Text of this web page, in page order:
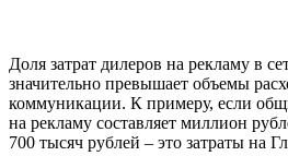
Доля затрат дилеров на рекламу в
значительно превышает объемы
коммуникации. К примеру, если
на рекламу составляет миллион
700 тысяч рублей – это затраты на